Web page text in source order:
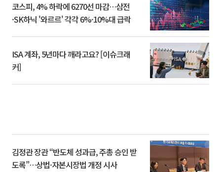
코스피, 4% 하락에 6270선 마감…삼전
·SK하닉 '와르르' 각각 6%·10%대 급락
ISA 계좌, 5년마다 깨라고요? [이슈크래
커]
김정관 장관 “반도체 성과급, 주총 승인 받
도록”…상법·자본시장법 개정 시사